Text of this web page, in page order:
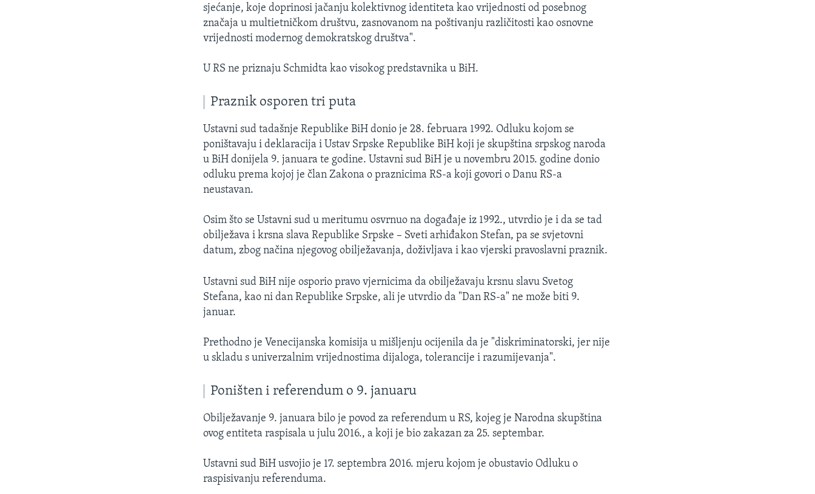
sjećanje, koje doprinosi jačanju kolektivnog identiteta kao vrijednosti od posebnog
značaja u multietničkom društvu, zasnovanom na poštivanju različitosti kao osnovne
vrijednosti modernog demokratskog društva".
U RS ne priznaju Schmidta kao visokog predstavnika u BiH.
Praznik osporen tri puta
Ustavni sud tadašnje Republike BiH donio je 28. februara 1992. Odluku kojom se
poništavaju i deklaracija i Ustav Srpske Republike BiH koji je skupština srpskog naroda
u BiH donijela 9. januara te godine. Ustavni sud BiH je u novembru 2015. godine donio
odluku prema kojoj je član Zakona o praznicima RS-a koji govori o Danu RS-a
neustavan.
Osim što se Ustavni sud u meritumu osvrnuo na događaje iz 1992., utvrdio je i da se tad
obilježava i krsna slava Republike Srpske – Sveti arhiđakon Stefan, pa se svjetovni
datum, zbog načina njegovog obilježavanja, doživljava i kao vjerski pravoslavni praznik.
Ustavni sud BiH nije osporio pravo vjernicima da obilježavaju krsnu slavu Svetog
Stefana, kao ni dan Republike Srpske, ali je utvrdio da "Dan RS-a" ne može biti 9.
januar.
Prethodno je Venecijanska komisija u mišljenju ocijenila da je "diskriminatorski, jer nije
u skladu s univerzalnim vrijednostima dijaloga, tolerancije i razumijevanja".
Poništen i referendum o 9. januaru
Obilježavanje 9. januara bilo je povod za referendum u RS, kojeg je Narodna skupština
ovog entiteta raspisala u julu 2016., a koji je bio zakazan za 25. septembar.
Ustavni sud BiH usvojio je 17. septembra 2016. mjeru kojom je obustavio Odluku o
raspisivanju referenduma.